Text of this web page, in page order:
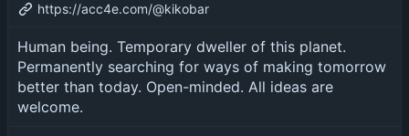
https://acc4e.com/@kikobar
Human being. Temporary dweller of this planet.
Permanently searching for ways of making tomorrow
better than today. Open-minded. All ideas are
welcome.